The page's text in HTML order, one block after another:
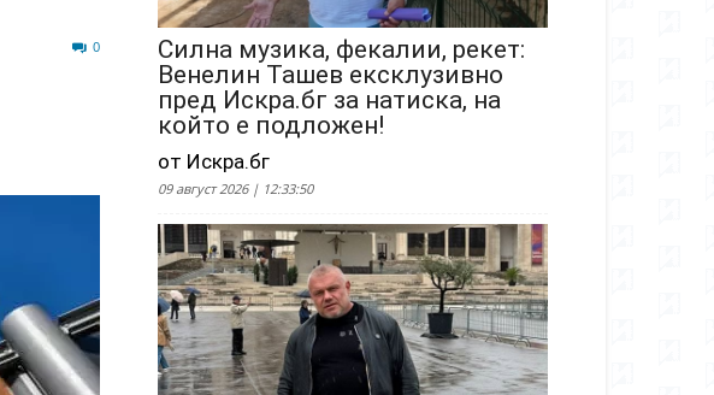
0
Силна музика, фекалии, рекет:
Венелин Ташев ексклузивно
пред Искра.бг за натиска, на
който е подложен!
от Искра.бг
09 август 2026 | 12:33:50